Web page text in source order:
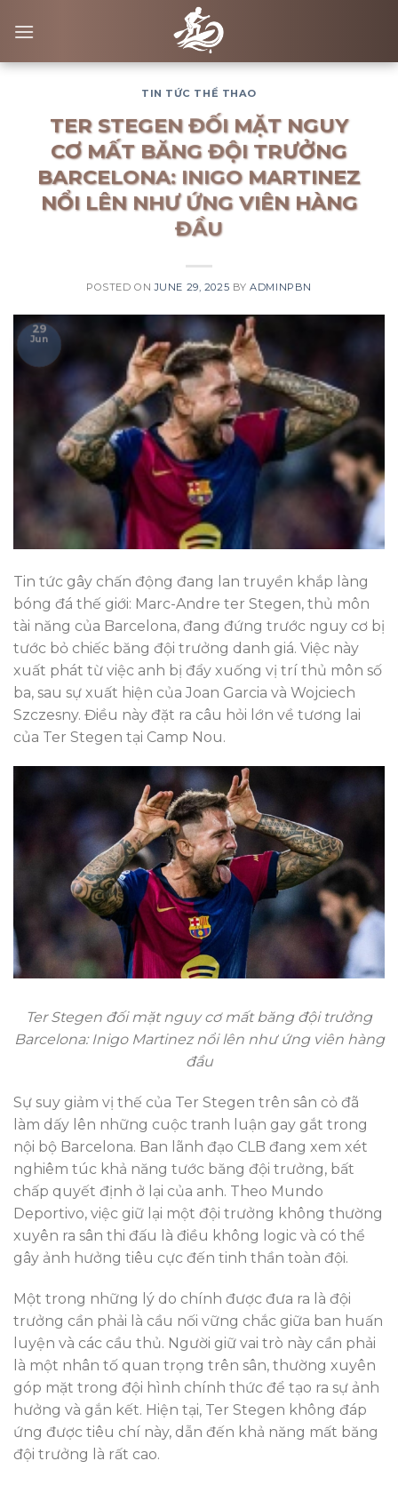
TIN TỨC THỂ THAO
TER STEGEN ĐỐI MẶT NGUY
CƠ MẤT BĂNG ĐỘI TRƯỞNG
BARCELONA: INIGO MARTINEZ
NỔI LÊN NHƯ ỨNG VIÊN HÀNG
ĐẦU
POSTED ONJUNE 29, 2025 BYADMINPBN
29
Jun
Tin tức gây chấn động đang lan truyền khắp làng
bóng đá thế giới: Marc-Andre ter Stegen, thủ môn
tài năng của Barcelona, đang đứng trước nguy cơ bị
tước bỏ chiếc băng đội trưởng danh giá. Việc này
xuất phát từ việc anh bị đẩy xuống vị trí thủ môn số
ba, sau sự xuất hiện của Joan Garcia và Wojciech
Szczesny. Điều này đặt ra câu hỏi lớn về tương lai
của Ter Stegen tại Camp Nou.
Ter Stegen đối mặt nguy cơ mất băng đội trưởng
Barcelona: Inigo Martinez nổi lên như ứng viên hàng
đầu
Sự suy giảm vị thế của Ter Stegen trên sân cỏ đã
làm dấy lên những cuộc tranh luận gay gắt trong
nội bộ Barcelona. Ban lãnh đạo CLB đang xem xét
nghiêm túc khả năng tước băng đội trưởng, bất
chấp quyết định ở lại của anh. Theo Mundo
Deportivo, việc giữ lại một đội trưởng không thường
xuyên ra sân thi đấu là điều không logic và có thể
gây ảnh hưởng tiêu cực đến tinh thần toàn đội.
Một trong những lý do chính được đưa ra là đội
trưởng cần phải là cầu nối vững chắc giữa ban huấn
luyện và các cầu thủ. Người giữ vai trò này cần phải
là một nhân tố quan trọng trên sân, thường xuyên
góp mặt trong đội hình chính thức để tạo ra sự ảnh
hưởng và gắn kết. Hiện tại, Ter Stegen không đáp
ứng được tiêu chí này, dẫn đến khả năng mất băng
đội trưởng là rất cao.